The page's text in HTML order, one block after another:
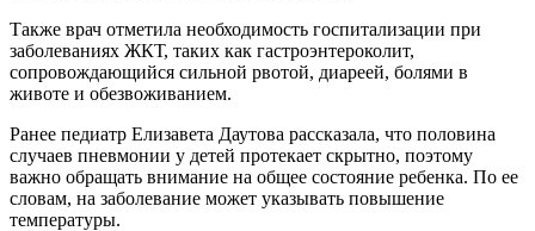
Также врач отметила необходимость госпитализации при
заболеваниях ЖКТ, таких как гастроэнтероколит,
сопровождающийся сильной рвотой, диареей, болями в
животе и обезвоживанием.
Ранее педиатр Елизавета Даутова рассказала, что половина
случаев пневмонии у детей протекает скрытно, поэтому
важно обращать внимание на общее состояние ребенка. По ее
словам, на заболевание может указывать повышение
температуры.